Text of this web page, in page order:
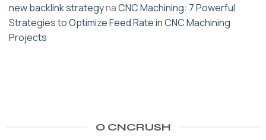
new backlink strategynaCNC Machining: 7 Powerful
Strategies to Optimize Feed Rate in CNC Machining
Projects
O CNCRUSH